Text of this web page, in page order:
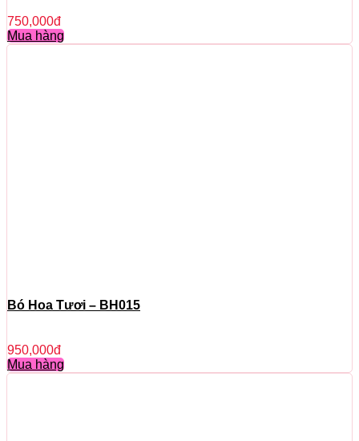
750,000đ
Mua hàng
Bó Hoa Tươi – BH015
950,000đ
Mua hàng